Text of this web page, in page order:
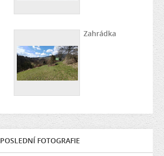
Zahrádka
POSLEDNÍ FOTOGRAFIE